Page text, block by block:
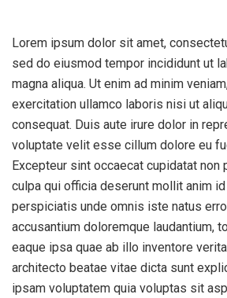
Lorem ipsum dolor sit amet,
sed do eiusmod tempor incididunt ut
magna aliqua. Ut enim ad minim
exercitation ullamco laboris nisi ut
consequat. Duis aute irure dolor in
voluptate velit esse cillum dolore eu
Excepteur sint occaecat cupidatat non
culpa qui officia deserunt mollit anim
perspiciatis unde omnis iste natus
accusantium doloremque laudantium,
eaque ipsa quae ab illo inventore
architecto beatae vitae dicta sunt
ipsam voluptatem quia voluptas sit